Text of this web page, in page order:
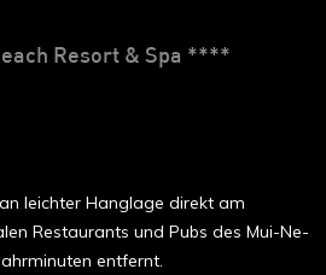
Resort & Spa ****
leichter Hanglage direkt am
Restaurants und Pubs des Mui-Ne-
entfernt.